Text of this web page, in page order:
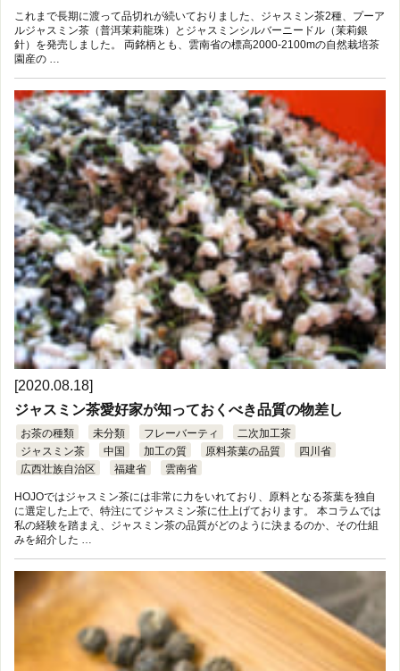
これまで長期に渡って品切れが続いておりました、ジャスミン茶2種、プーア
ルジャスミン茶（普洱茉莉龍珠）とジャスミンシルバーニードル（茉莉銀
針）を発売しました。 両銘柄とも、雲南省の標高2000-2100mの自然栽培茶
園産の …
[2020.08.18]
ジャスミン茶愛好家が知っておくべき品質の物差し
お茶の種類 未分類 フレーバーティ
二次加工茶
ジャスミン茶
中国 加工の質 原料茶葉の品質
四川省
広西壮族自治区
福建省 雲南省
HOJOではジャスミン茶には非常に力をいれており、原料となる茶葉を独自
に選定した上で、特注にてジャスミン茶に仕上げております。 本コラムでは
私の経験を踏まえ、ジャスミン茶の品質がどのように決まるのか、その仕組
みを紹介した …